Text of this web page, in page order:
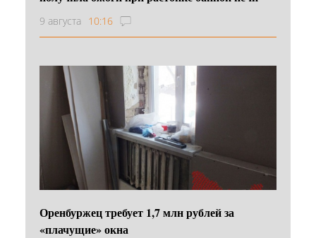
9 августа 10:16
Оренбуржец требует 1,7 млн рублей за
«плачущие» окна